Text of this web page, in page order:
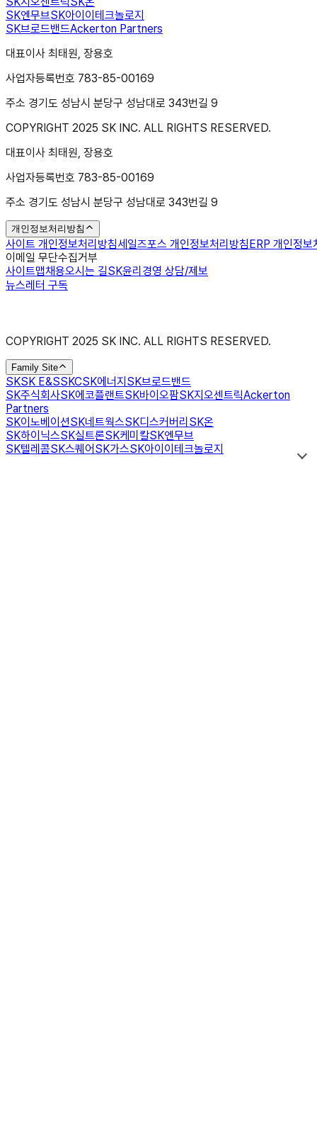
SK엔무브SK아이이테크놀로지
SK브로드밴드Ackerton Partners
대표이사 최태원, 장용호
사업자등록번호 783-85-00169
주소 경기도 성남시 분당구 성남대로 343번길 9
COPYRIGHT 2025 SK INC. ALL RIGHTS RESERVED.
대표이사 최태원, 장용호
사업자등록번호 783-85-00169
주소 경기도 성남시 분당구 성남대로 343번길 9
개인정보처리방침
사이트 개인정보처리방침세일즈포스 개인정보처리방침ERP 개인정보
이메일 무단수집거부
사이트맵채용오시는 길SK윤리경영 상담/제보
뉴스레터 구독
COPYRIGHT 2025 SK INC. ALL RIGHTS RESERVED.
Family Site
SKSK E&SSKCSK에너지 SK브로드밴드
SK주식회사SK에코플랜트SK바이오팜SK지오센트릭Ackerton
Partners
SK이노베이션SK네트웍스SK디스커버리 SK온
SK하이닉스SK실트론SK케미칼SK엔무브
SK텔레콤SK스퀘어 SK가스SK아이이테크놀로지